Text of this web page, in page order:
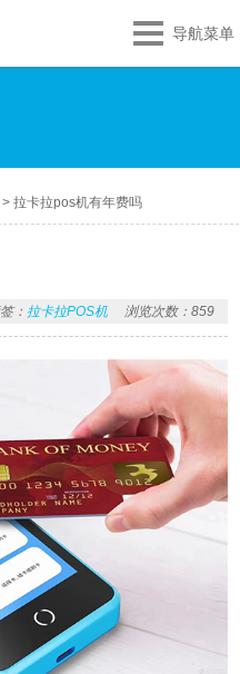
导航菜单
>拉卡拉pos机有年费吗
： 拉卡拉POS机 浏览次数：859